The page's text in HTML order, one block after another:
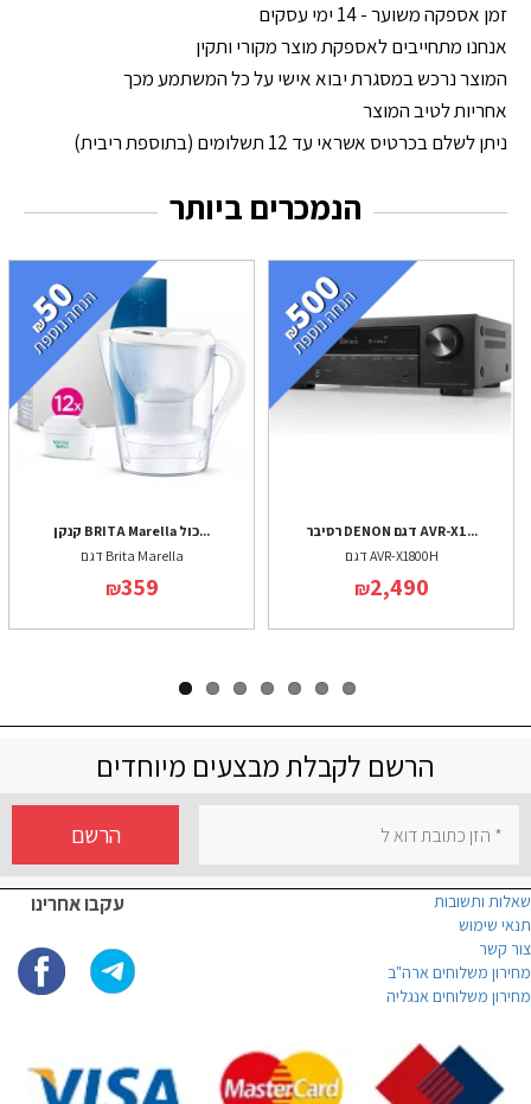
זמן אספקה משוער - 14 ימי עסקים
אנחנו מתחייבים לאספקת מוצר מקורי ותקין
המוצר נרכש במסגרת יבוא אישי על כל המשתמע מכך
אחריות לטיב המוצר
ניתן לשלם בכרטיס אשראי עד 12 תשלומים (בתוספת ריבית)
הנמכרים ביותר
קנקן BRITA Marella כול...
דגם Brita Marella
₪359
רסיבר DENON דגם AVR-X1...
דגם AVR-X1800H
₪2,490
הרשם לקבלת מבצעים מיוחדים
הרשם
עקבו אחרינו
שאלות ותשובות
תנאי שימוש
צור קשר
מחירון משלוחים ארה"ב
מחירון משלוחים אנגליה